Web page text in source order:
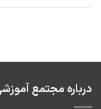
درباره مجتمع